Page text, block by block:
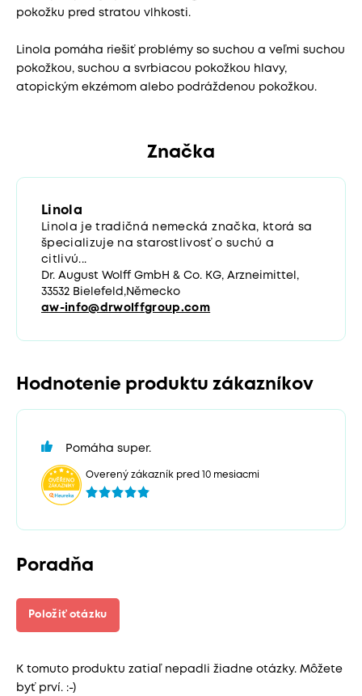
pokožku pred stratou vlhkosti.
Linola pomáha riešiť problémy so suchou a veľmi suchou
pokožkou, suchou a svrbiacou pokožkou hlavy,
atopickým ekzémom alebo podráždenou pokožkou.
Značka
Linola
Linola je tradičná nemecká značka, ktorá sa
špecializuje na starostlivosť o suchú a
citlivú...
Dr. August Wolff GmbH & Co. KG, Arzneimittel,
33532 Bielefeld,Německo
aw-info@drwolffgroup.com
Hodnotenie produktu zákazníkov
Pomáha super.
Overený zákazník pred 10 mesiacmi
Poradňa
Položiť otázku
K tomuto produktu zatiaľ nepadli žiadne otázky. Môžete
byť prví. :-)